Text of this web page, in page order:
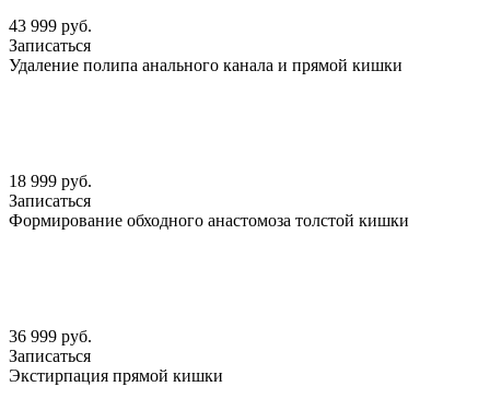
43 999 руб.
Записаться
Удаление полипа анального канала и прямой кишки
18 999 руб.
Записаться
Формирование обходного анастомоза толстой кишки
36 999 руб.
Записаться
Экстирпация прямой кишки